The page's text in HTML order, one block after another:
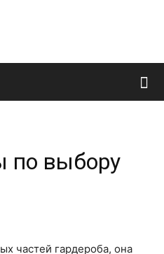
Французский
по выбору
частей гардероба, она